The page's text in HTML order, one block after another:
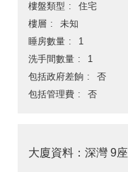
樓盤類型
住宅
樓層
未知
睡房數量
1
洗手間數量
1
包括政府差餉
否
包括管理費
否
大廈資料：深灣 9座